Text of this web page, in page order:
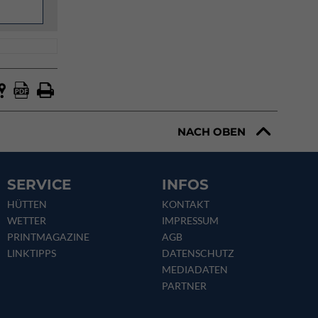
NACH OBEN
SERVICE
HÜTTEN
WETTER
PRINTMAGAZINE
LINKTIPPS
INFOS
KONTAKT
IMPRESSUM
AGB
DATENSCHUTZ
MEDIADATEN
PARTNER